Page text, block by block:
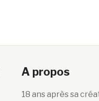
A propos
18 ans après sa